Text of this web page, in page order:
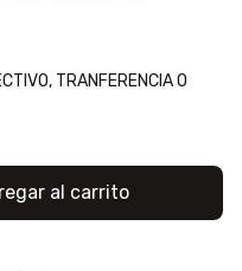
TRANFERENCIA O